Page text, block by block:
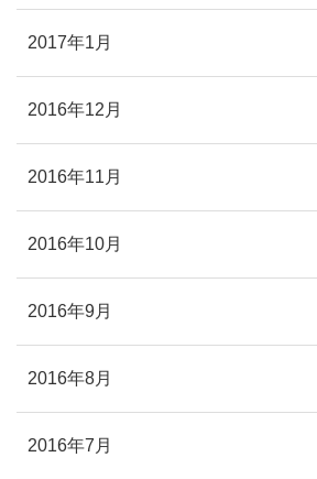
2017年1月
2016年12月
2016年11月
2016年10月
2016年9月
2016年8月
2016年7月